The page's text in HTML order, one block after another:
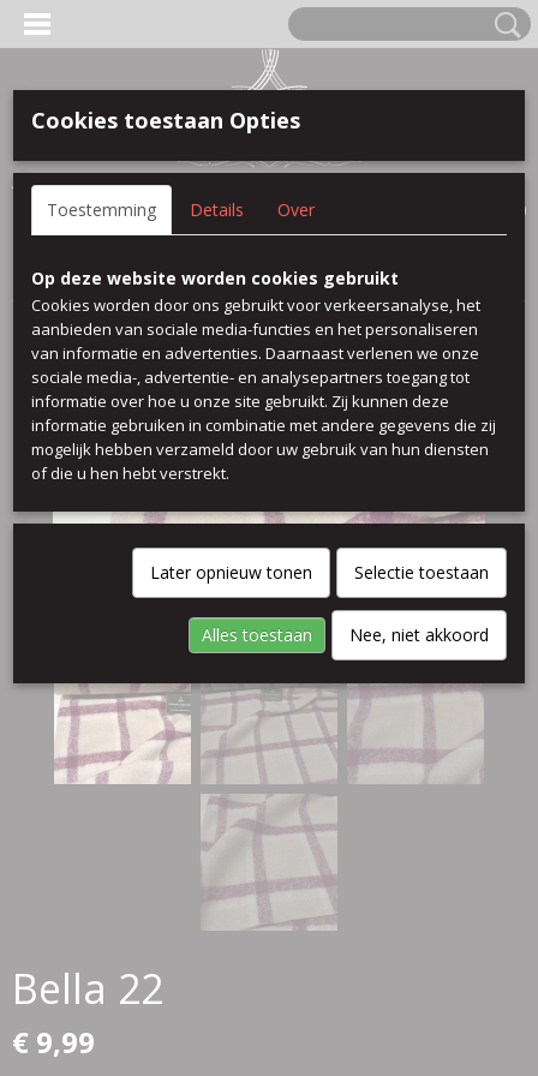
Anmelden Registrieren
(0)
Startseite>Wolle>Bella 22
Bella 22
€ 9,99
Cookies toestaan Opties
Toestemming Details Over
Op deze website worden cookies gebruikt
Cookies worden door ons gebruikt voor verkeersanalyse, het
aanbieden van sociale media-functies en het personaliseren
van informatie en advertenties. Daarnaast verlenen we onze
sociale media-, advertentie- en analysepartners toegang tot
informatie over hoe u onze site gebruikt. Zij kunnen deze
informatie gebruiken in combinatie met andere gegevens die zij
mogelijk hebben verzameld door uw gebruik van hun diensten
of die u hen hebt verstrekt.
Later opnieuw tonen Selectie toestaan
Alles toestaan Nee, niet akkoord